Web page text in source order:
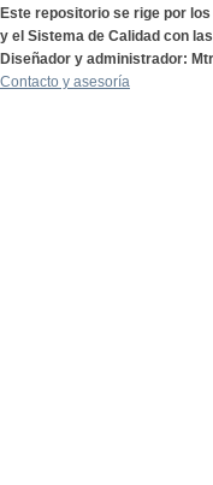
Este repositorio se rige por
y el Sistema de Calidad con
Diseñador y administrador:
Contacto y asesoría